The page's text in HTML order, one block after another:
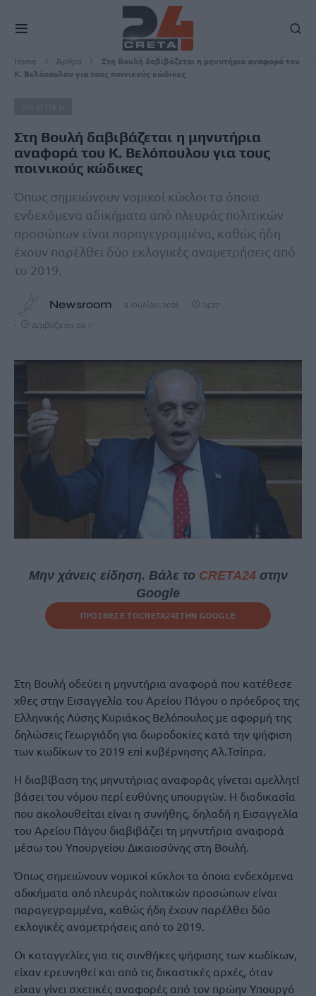
Home Άρθρα
Στη Βουλή δαβιβάζεται η μηνυτήρια αναφορά του
Κ. Βελόπουλου για τους ποινικούς κώδικες
Στη Βουλή δαβιβάζεται η μηνυτήρια
αναφορά του Κ. Βελόπουλου για τους
ποινικούς κώδικες
Όπως σημειώνουν νομικοί κύκλοι τα όποια
ενδεχόμενα αδικήματα από πλευράς πολιτικών
προσώπων είναι παραγεγραμμένα, καθώς ήδη
έχουν παρέλθει δύο εκλογικές αναμετρήσεις από
το 2019.
Newsroom 9 Ιουλίου, 2026 14:27
Διαβάζεται σε 1'
Μην χάνεις είδηση. Βάλε το CRETA24στην
Google
ΠΡΟΣΘΕΣΕ ΤΟCRETA24ΣΤΗΝ GOOGLE
Στη Βουλή οδεύει η μηνυτήρια αναφορά που κατέθεσε
χθες στην Εισαγγελία του Αρείου Πάγου ο πρόεδρος της
Ελληνικής Λύσης Κυριάκος Βελόπουλος με αφορμή της
δηλώσεις Γεωργιάδη για δωροδοκίες κατά την ψήφιση
των κωδίκων το 2019 επί κυβέρνησης Αλ.Τσίπρα.
Η διαβίβαση της μηνυτήριας αναφοράς γίνεται αμελλητί
βάσει του νόμου περί ευθύνης υπουργών. Η διαδικασία
που ακολουθείται είναι η συνήθης, δηλαδή η Εισαγγελία
του Αρείου Πάγου διαβιβάζει τη μηνυτήρια αναφορά
μέσω του Υπουργείου Δικαιοσύνης στη Βουλή.
Όπως σημειώνουν νομικοί κύκλοι τα όποια ενδεχόμενα
αδικήματα από πλευράς πολιτικών προσώπων είναι
παραγεγραμμένα, καθώς ήδη έχουν παρέλθει δύο
εκλογικές αναμετρήσεις από το 2019.
Οι καταγγελίες για τις συνθήκες ψήφισης των κωδίκων,
είχαν ερευνηθεί και από τις δικαστικές αρχές, όταν
είχαν γίνει σχετικές αναφορές από τον πρώην Υπουργό